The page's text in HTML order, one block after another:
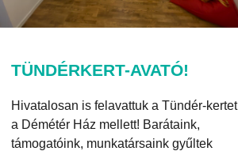
TÜNDÉRKERT-AVATÓ!
Hivatalosan is felavattuk a Tündér-kertet
a Démétér Ház mellett! Barátaink,
támogatóink, munkatársaink gyűltek